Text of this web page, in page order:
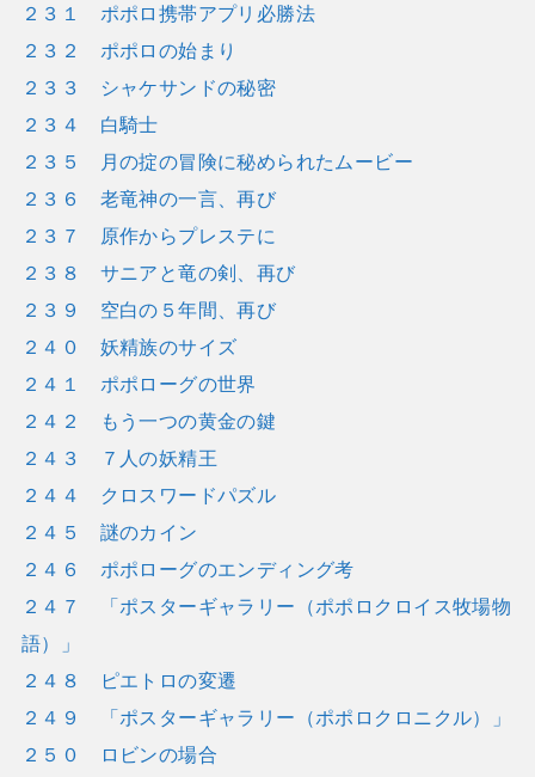
２３１ ポポロ携帯アプリ必勝法
２３２ ポポロの始まり
２３３ シャケサンドの秘密
２３４ 白騎士
２３５ 月の掟の冒険に秘められたムービー
２３６ 老竜神の一言、再び
２３７ 原作からプレステに
２３８ サニアと竜の剣、再び
２３９ 空白の５年間、再び
２４０ 妖精族のサイズ
２４１ ポポローグの世界
２４２ もう一つの黄金の鍵
２４３ ７人の妖精王
２４４ クロスワードパズル
２４５ 謎のカイン
２４６ ポポローグのエンディング考
２４７ 「ポスターギャラリー（ポポロクロイス牧場物
語）」
２４８ ピエトロの変遷
２４９ 「ポスターギャラリー（ポポロクロニクル）」
２５０ ロビンの場合